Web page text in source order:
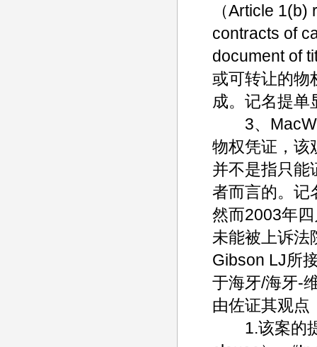
（Article
contracts of
document of
或可转让的物
成。记名提单
3、
物权凭证，该
并不是指只能
者而言的。记
然而2003年
未能被上诉法
Gibson LJ所
于海牙/海牙-
由佐证其观点
1.该案的提